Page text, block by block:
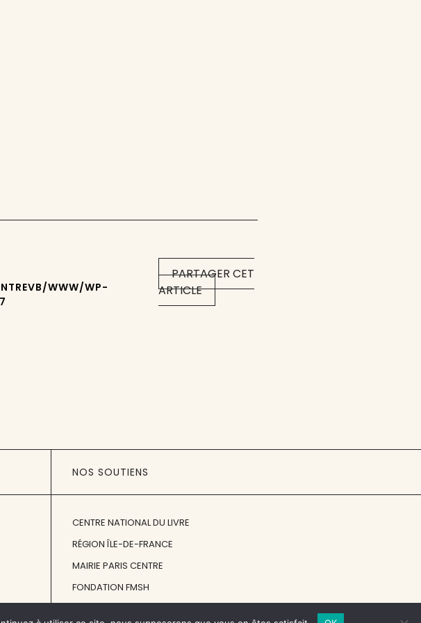
PARTAGER CET
ARTICLE
WWW/WP-
NOS SOUTIENS
CENTRE NATIONAL DU LIVRE
RÉGION ÎLE-DE-FRANCE
MAIRIE PARIS CENTRE
FONDATION FMSH